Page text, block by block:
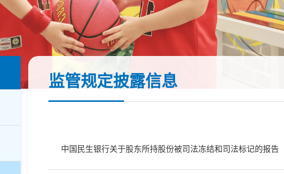
监管规定披露信息
中国民生银行关于股东所持股份被司法冻结和司法标记的报告